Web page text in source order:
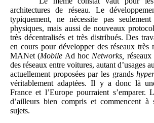
architectures de réseau. Le
typiquement, ne nécessite pas
physiques, mais aussi de nouveaux
très décentralisés et très distribués. Des
en cours pour développer des réseaux très
MANet (Mobile Ad hoc Networks,
des réseaux entre voitures, autant d’usages
actuellement proposées par les grands
véritablement adaptées. Il y a donc là
France et l’Europe pourraient s’emparer.
d’ailleurs bien compris et commencent à
sujets.